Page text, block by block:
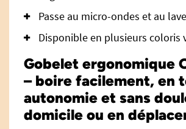
Passe au micro-ondes et au
Disponible en plusieurs coloris
Gobelet ergonomique
– boire facilement, en
autonomie et sans
domicile ou en